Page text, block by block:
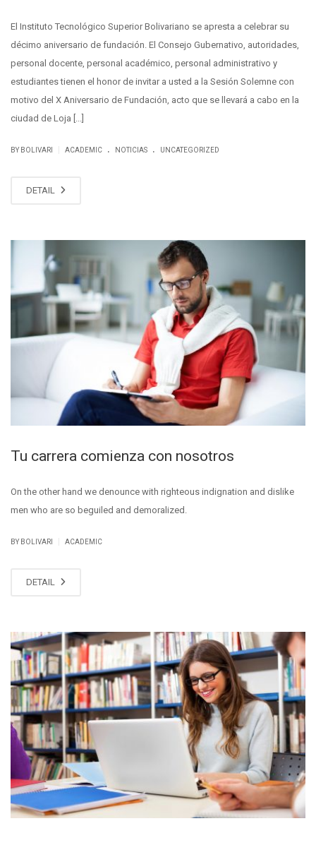
El Instituto Tecnológico Superior Bolivariano se apresta a celebrar su
décimo aniversario de fundación. El Consejo Gubernativo, autoridades,
personal docente, personal académico, personal administrativo y
estudiantes tienen el honor de invitar a usted a la Sesión Solemne con
motivo del X Aniversario de Fundación, acto que se llevará a cabo en la
ciudad de Loja [...]
BY BOLIVARI ACADEMIC . NOTICIAS . UNCATEGORIZED
DETAIL
Tu carrera comienza con nosotros
On the other hand we denounce with righteous indignation and dislike
men who are so beguiled and demoralized.
BY BOLIVARI ACADEMIC
DETAIL
JUN
03